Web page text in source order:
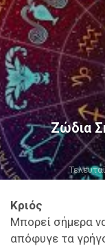
Ζώδια
Κριός
Μπορεί σήμερα
απόφυγε τα